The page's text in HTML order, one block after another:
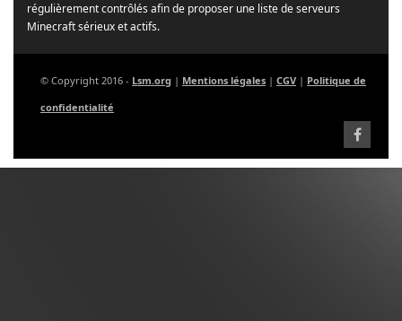
régulièrement contrôlés afin de proposer une liste de serveurs
Minecraft sérieux et actifs.
© Copyright 2016 - Lsm.org | Mentions légales | CGV | Politique de
confidentialité